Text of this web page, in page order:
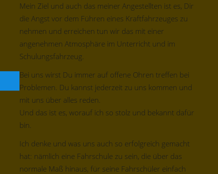
Mein Ziel und auch das meiner Angestellten ist es, Dir
die Angst vor dem Führen eines Kraftfahrzeuges zu
nehmen und erreichen tun wir das mit einer
angenehmen Atmosphäre im Unterricht und im
Schulungsfahrzeug.
Bei uns wirst Du immer auf offene Ohren treffen bei
Problemen. Du kannst jederzeit zu uns kommen und
mit uns über alles reden.
Und das ist es, worauf ich so stolz und bekannt dafür
bin.
Ich denke und was uns auch so erfolgreich gemacht
hat: nämlich eine Fahrschule zu sein, die über das
normale Maß hinaus, für seine Fahrschüler einfach